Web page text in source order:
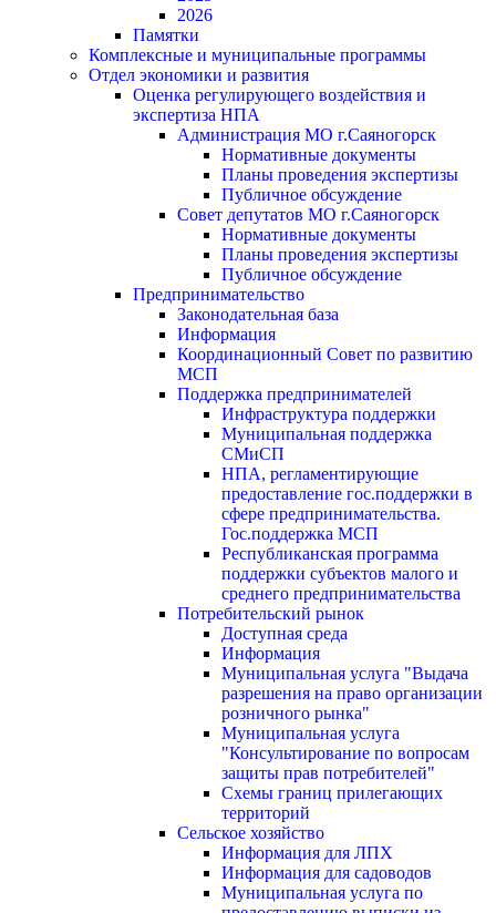
2026
Памятки
Комплексные и муниципальные программы
Отдел экономики и развития
Оценка регулирующего воздействия и
экспертиза НПА
Администрация МО г.Саяногорск
Нормативные документы
Планы проведения экспертизы
Публичное обсуждение
Совет депутатов МО г.Саяногорск
Нормативные документы
Планы проведения экспертизы
Публичное обсуждение
Предпринимательство
Законодательная база
Информация
Координационный Совет по развитию
МСП
Поддержка предпринимателей
Инфраструктура поддержки
Муниципальная поддержка
СМиСП
НПА, регламентирующие
предоставление гос.поддержки в
сфере предпринимательства.
Гос.поддержка МСП
Республиканская программа
поддержки субъектов малого и
среднего предпринимательства
Потребительский рынок
Доступная среда
Информация
Муниципальная услуга "Выдача
разрешения на право организации
розничного рынка"
Муниципальная услуга
"Консультирование по вопросам
защиты прав потребителей"
Схемы границ прилегающих
территорий
Сельское хозяйство
Информация для ЛПХ
Информация для садоводов
Муниципальная услуга по